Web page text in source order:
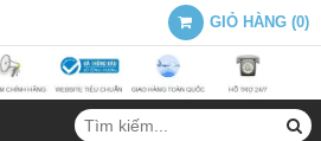
GIỎ HÀNG (0)